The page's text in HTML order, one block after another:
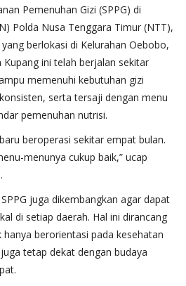
Pemenuhan Gizi (SPPG) di
Polda Nusa Tenggara Timur (NTT),
berlokasi di Kelurahan Oebobo,
ini telah berjalan sekitar
memenuhi kebutuhan gizi
serta tersaji dengan menu
pemenuhan nutrisi.
beroperasi sekitar empat bulan.
menunya cukup baik,” ucap
juga dikembangkan agar dapat
di setiap daerah. Hal ini dirancang
berorientasi pada kesehatan
tetap dekat dengan budaya